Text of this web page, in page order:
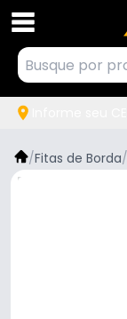
/Fitas de Borda/